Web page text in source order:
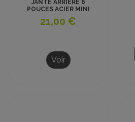
JANTE ARRIERE 6
POUCES ACIER MINI
21,00 €
Voir